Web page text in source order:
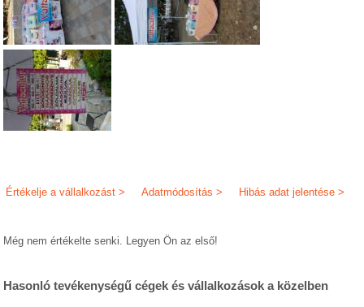
Hibás adat jelentése >
Adatmódosítás >
Értékelje a vállalkozást >
Még nem értékelte senki. Legyen Ön az első!
Hasonló tevékenységű cégek és vállalkozások a közelben